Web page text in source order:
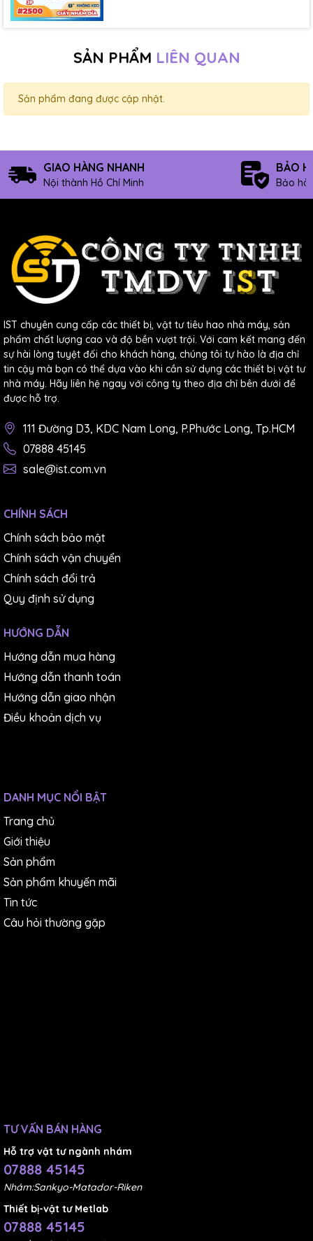
SẢN PHẨM LIÊN QUAN
Sản phẩm đang được cập nhật.
GIAO HÀNG NHANH
Nội thành Hồ Chí Minh
BẢO
Bảo
IST chuyên cung cấp các thiết bị, vật tư tiêu hao nhà máy, sản
phẩm chất lượng cao và độ bền vượt trội. Với cam kết mang đến
sự hài lòng tuyệt đối cho khách hàng, chúng tôi tự hào là địa chỉ
tin cậy mà bạn có thể dựa vào khi cần sử dụng các thiết bị vật tư
nhà máy. Hãy liên hệ ngay với công ty theo địa chỉ bên dưới để
được hỗ trợ.
111 Đường D3, KDC Nam Long, P.Phước Long, Tp.HCM
07888 45145
sale@ist.com.vn
CHÍNH SÁCH
Chính sách bảo mật
Chính sách vận chuyển
Chính sách đổi trả
Quy định sử dụng
HƯỚNG DẪN
Hướng dẫn mua hàng
Hướng dẫn thanh toán
Hướng dẫn giao nhận
Điều khoản dịch vụ
DANH MỤC NỔI BẬT
Trang chủ
Giới thiệu
Sản phẩm
Sản phẩm khuyến mãi
Tin tức
Câu hỏi thường gặp
TƯ VẤN BÁN HÀNG
Hỗ trợ vật tư ngành nhám
07888 45145
Nhám:Sankyo-Matador-Riken
Thiết bị-vật tư Metlab
07888 45145